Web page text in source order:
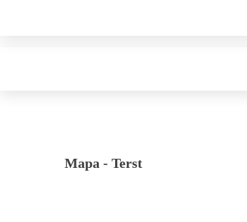
Mapa - Terst